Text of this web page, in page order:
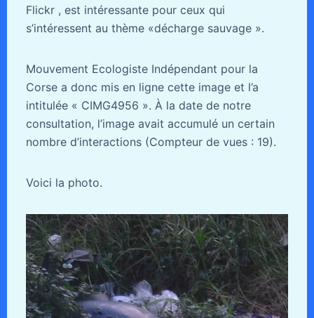
Flickr , est intéressante pour ceux qui
s’intéressent au thème «décharge sauvage ».
Mouvement Ecologiste Indépendant pour la
Corse a donc mis en ligne cette image et l’a
intitulée « CIMG4956 ». À la date de notre
consultation, l’image avait accumulé un certain
nombre d’interactions (Compteur de vues : 19).
Voici la photo.